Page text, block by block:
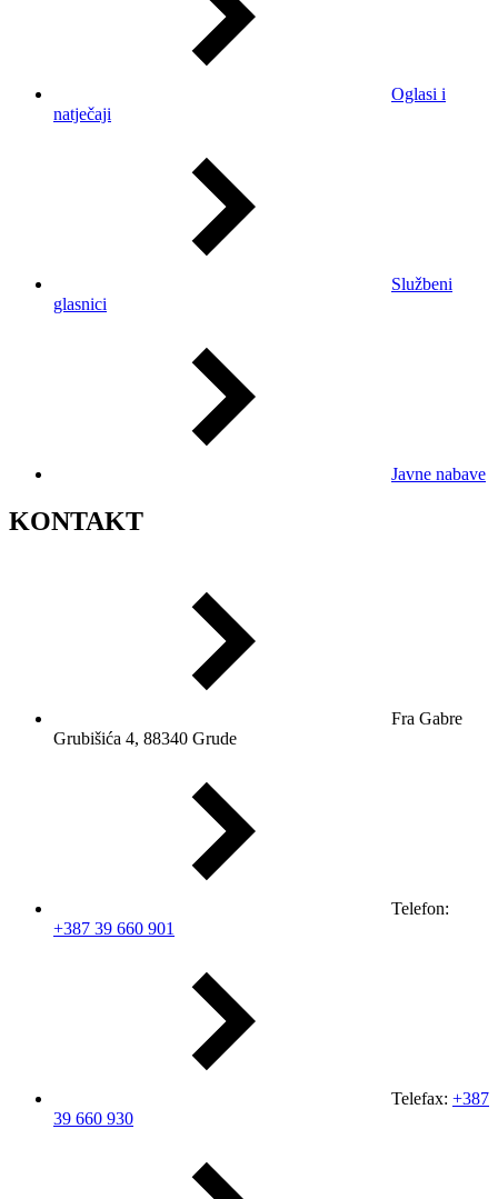
Oglasi i
natječaji
Službeni
glasnici
Javne nabave
KONTAKT
Fra Gabre
Grubišića 4, 88340 Grude
Telefon:
+387 39 660 901
Telefax: +387
39 660 930